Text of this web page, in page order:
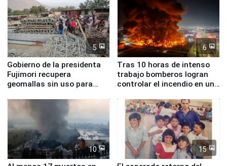
5
Gobierno de la presidenta
Fujimori recupera
geomallas sin uso para
Fenómeno El Niño
6
Tras 10 horas de intenso
trabajo bomberos logran
controlar el incendio en una
de Chile
10 15